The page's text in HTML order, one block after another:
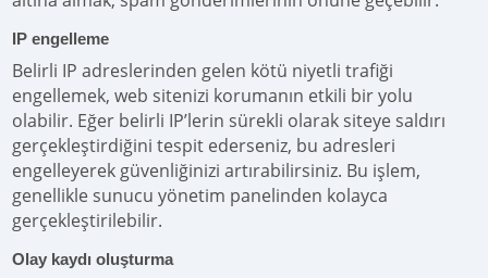
IP engelleme
Belirli IP adreslerinden gelen kötü niyetli trafiği
engellemek, web sitenizi korumanın etkili bir yolu
olabilir. Eğer belirli IP’lerin sürekli olarak siteye saldırı
gerçekleştirdiğini tespit ederseniz, bu adresleri
engelleyerek güvenliğinizi artırabilirsiniz. Bu işlem,
genellikle sunucu yönetim panelinden kolayca
gerçekleştirilebilir.
Olay kaydı oluşturma